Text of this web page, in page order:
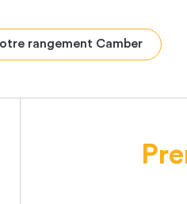
rangement Camber